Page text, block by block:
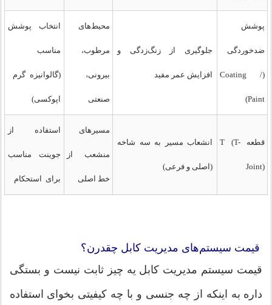
پوشش
ضدخوردگی
(Coating /
Paint)
جلوگیری از زنگ‌زدگی و
افزایش عمر مفید
محیط‌های
مرطوب،
بیرونی،
صنعتی
انتخاب پوشش
مناسب
(گالوانیزه گرم
اپوکسی)
قطعه T (T-
Joint)
انشعاب مسیر به سه شاخه
(اصلی و فرعی)
مسیرهای
منشعب از
خط اصلی
استفاده از
جوینت مناسب
برای استحکام
قیمت سیستم‌های مدیریت کابل چقدرن؟
قیمت سیستم مدیریت کابل یه چیز ثابت نیست و بستگی
داره به اینکه از چه جنسی و با چه کیفیتی بخوای استفاده